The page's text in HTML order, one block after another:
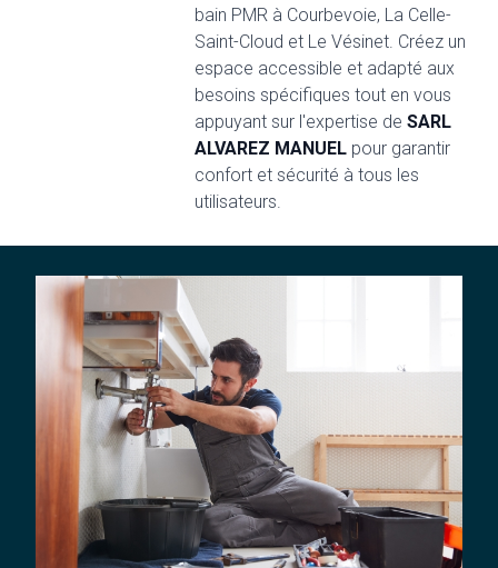
bain PMR à Courbevoie, La Celle-
Saint-Cloud et Le Vésinet. Créez un
espace accessible et adapté aux
besoins spécifiques tout en vous
appuyant sur l'expertise de SARL
ALVAREZ MANUEL pour garantir
confort et sécurité à tous les
utilisateurs.